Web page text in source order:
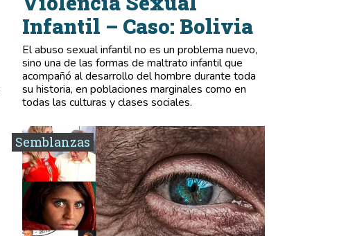
Infantil – Caso: Bolivia
El abuso sexual infantil no es un problema nuevo,
sino una de las formas de maltrato infantil que
acompañó al desarrollo del hombre durante toda
su historia, en poblaciones marginales como en
todas las culturas y clases sociales.
Semblanzas